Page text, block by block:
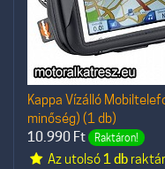
Kappa Vízálló
minőség) (1 db)
10.990 Ft Raktáron!
Az utolsó 1 db